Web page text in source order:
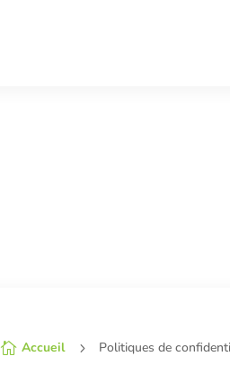
 Accueil 5 Politiques de